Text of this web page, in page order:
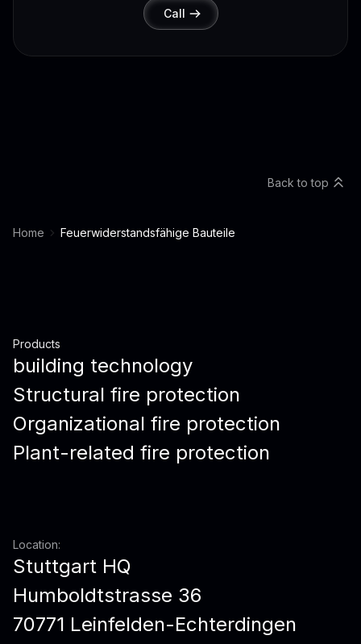
Call
Home Feuerwiderstandsfähige Bauteile
Back to top
Products
building technology
Structural fire protection
Organizational fire protection
Plant-related fire protection
Location:
Stuttgart HQ
Humboldtstrasse 36
70771 Leinfelden-Echterdingen